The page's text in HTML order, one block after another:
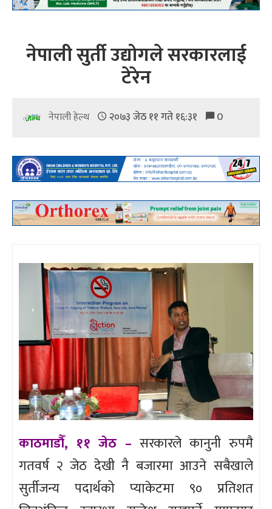
नेपाली सुर्ती उद्योगले सरकारलाई
टेरेन
नेपाली हेल्थ २०७३ जेठ ११ गते १६:३१ 0
काठमाडौँ, ११ जेठ – सरकारले कानुनी रुपमै
गतवर्ष २ जेठ देखी नै बजारमा आउने सबैखाले
सुर्तीजन्य पदार्थको प्याकेटमा ९० प्रतिशत